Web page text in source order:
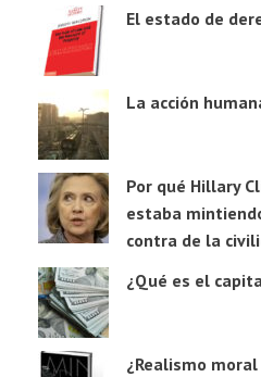
El estado de
La acción
Por qué Hillary
estaba
contra de la
¿Qué es el
¿Realismo